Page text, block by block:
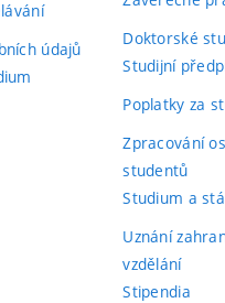
údajů
Doktorské
Studijní
Poplatky za
Zpracování
studentů
Studium a
Uznání
vzdělání
Stipendia